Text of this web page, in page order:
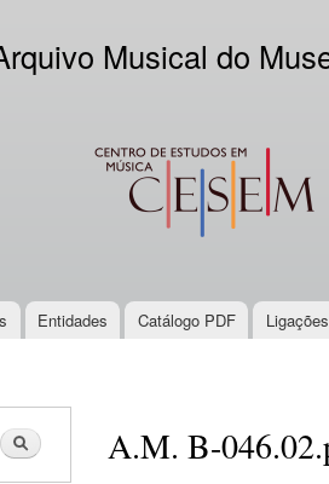
Musical do
CESEM
Entidades Catálogo PDF
Search A.M. B-